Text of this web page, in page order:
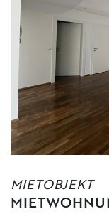
MIETOBJEKT